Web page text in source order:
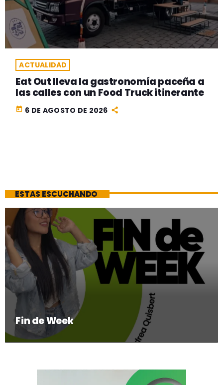
ACTUALIDAD
Eat Out lleva la gastronomía paceña a
las calles con un Food Truck itinerante
today 6 DE AGOSTO DE 2026
ESTAS ESCUCHANDO
Fin de Week